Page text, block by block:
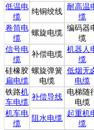
低温电
缆
纯铜绞线
耐高温
缆
卷筒电
缆
螺旋电缆
编码器
缆
信号电
缆
补偿电缆
机器人
缆
硅橡胶
扁电缆
螺旋弹簧
电缆
低烟无
电缆
铁路机
车电缆
补偿导线
电梯随
电缆
机车电
缆
阻水电缆
起重机
缆